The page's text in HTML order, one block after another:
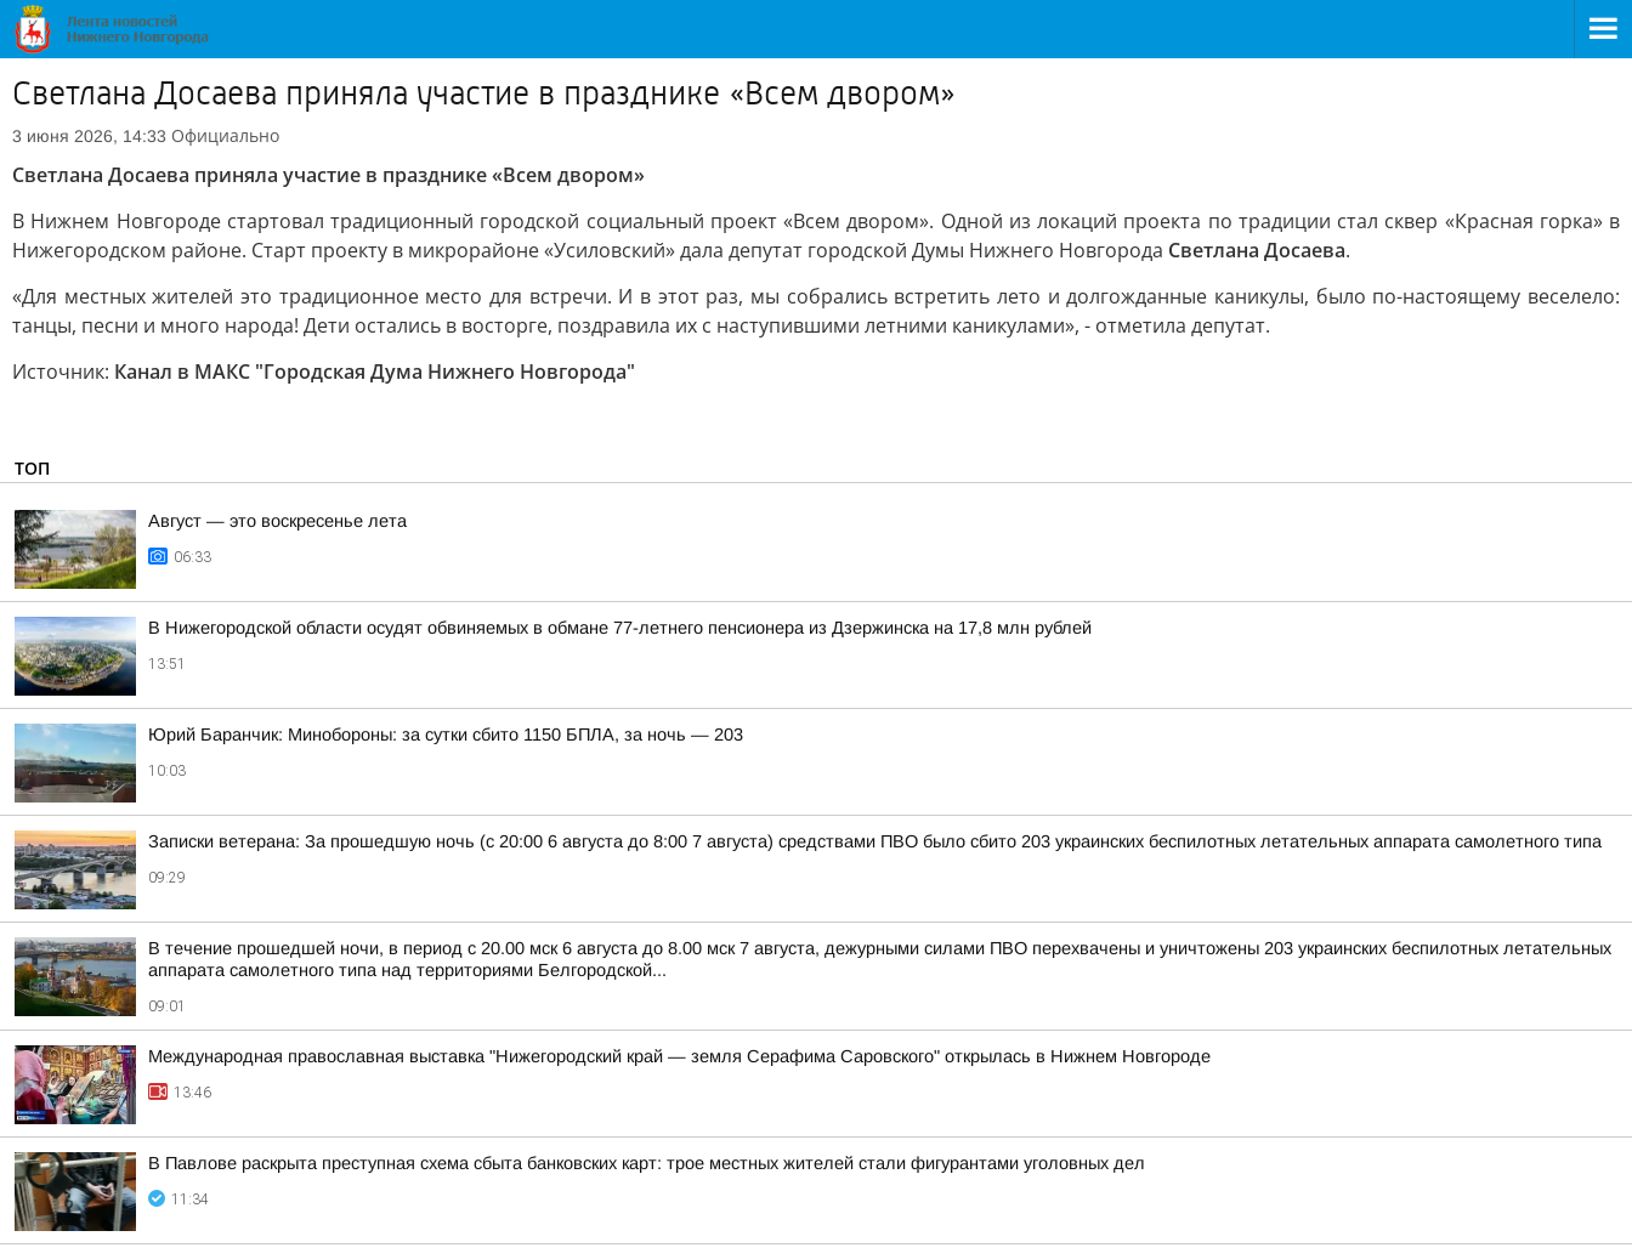
Светлана Досаева приняла участие в празднике «Всем двором»
3 июня 2026, 14:33 Официально
Светлана Досаева приняла участие в празднике «Всем двором»
В Нижнем Новгороде стартовал традиционный городской социальный проект «Всем двором». Одной из локаций проекта по традиции стал сквер «Красная горка» в
Нижегородском районе. Старт проекту в микрорайоне «Усиловский» дала депутат городской Думы Нижнего Новгорода Светлана Досаева.
«Для местных жителей это традиционное место для встречи. И в этот раз, мы собрались встретить лето и долгожданные каникулы, было по-настоящему веселело:
танцы, песни и много народа! Дети остались в восторге, поздравила их с наступившими летними каникулами», - отметила депутат.
Источник: Канал в МАКС "Городская Дума Нижнего Новгорода"
ТОП
Август — это воскресенье лета
06:33
В Нижегородской области осудят обвиняемых в обмане 77-летнего пенсионера из Дзержинска на 17,8 млн рублей
13:51
Юрий Баранчик: Минобороны: за сутки сбито 1150 БПЛА, за ночь — 203
10:03
Записки ветерана: За прошедшую ночь (с 20:00 6 августа до 8:00 7 августа) средствами ПВО было сбито 203 украинских беспилотных летательных аппарата самолетного типа
09:29
В течение прошедшей ночи, в период с 20.00 мск 6 августа до 8.00 мск 7 августа, дежурными силами ПВО перехвачены и уничтожены 203 украинских беспилотных летательных
аппарата самолетного типа над территориями Белгородской...
09:01
Международная православная выставка "Нижегородский край — земля Серафима Саровского" открылась в Нижнем Новгороде
13:46
В Павлове раскрыта преступная схема сбыта банковских карт: трое местных жителей стали фигурантами уголовных дел
11:34